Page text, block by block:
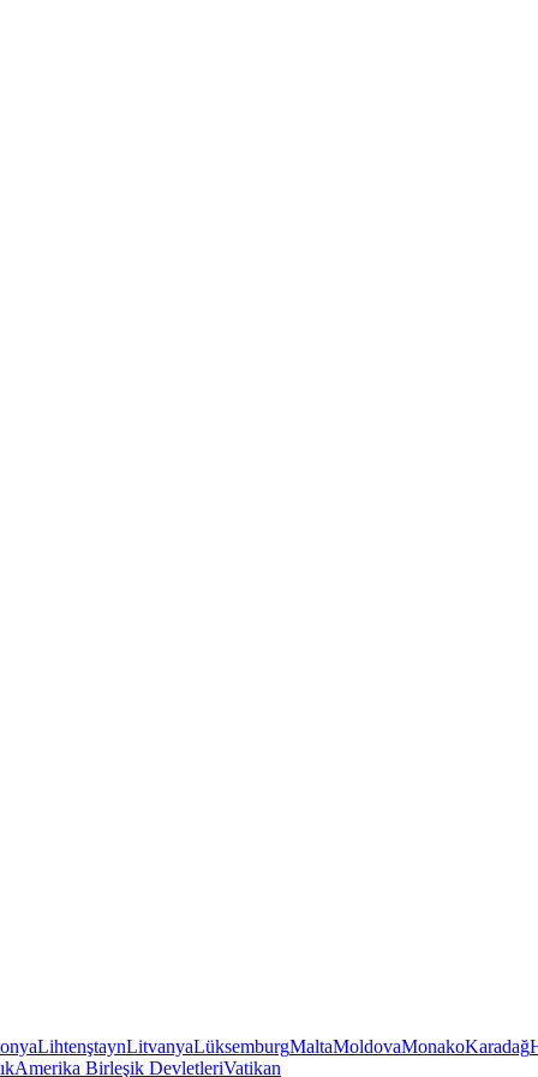
LihtenştaynLitvanyaLüksemburgMaltaMoldovaMonakoKaradağ
Amerika Birleşik DevletleriVatikan